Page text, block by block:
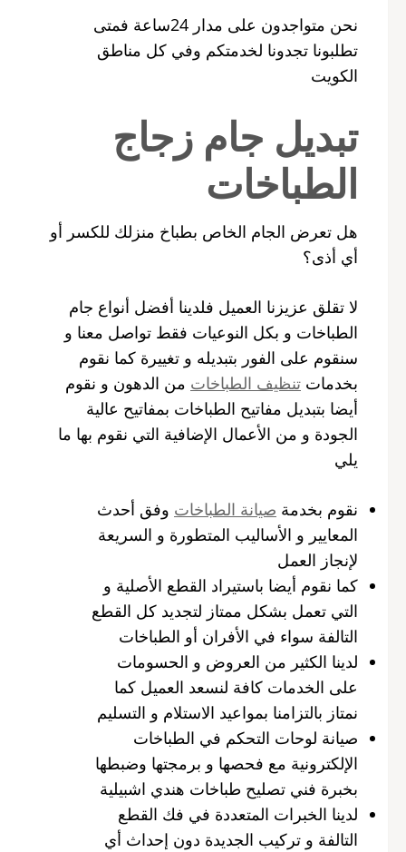
نحن متواجدون على مدار 24ساعة فمتى
تطلبونا تجدونا لخدمتكم وفي كل مناطق
الكويت
تبديل جام زجاج
الطباخات
هل تعرض الجام الخاص بطباخ منزلك للكسر أو
أي أذى؟
لا تقلق عزيزنا العميل فلدينا أفضل أنواع جام
الطباخات و بكل النوعيات فقط تواصل معنا و
سنقوم على الفور بتبديله و تغييرة كما نقوم
بخدمات تنظيف الطباخات من الدهون و نقوم
أيضا بتبديل مفاتيح الطباخات بمفاتيح عالية
الجودة و من الأعمال الإضافية التي نقوم بها ما
يلي
نقوم بخدمة صيانة الطباخات وفق أحدث
المعايير و الأساليب المتطورة و السريعة
لإنجاز العمل
كما نقوم أيضا باستيراد القطع الأصلية و
التي تعمل بشكل ممتاز لتجديد كل القطع
التالفة سواء في الأفران أو الطباخات
لدينا الكثير من العروض و الحسومات
على الخدمات كافة لنسعد العميل كما
نمتاز بالتزامنا بمواعيد الاستلام و التسليم
صيانة لوحات التحكم في الطباخات
الإلكترونية مع فحصها و برمجتها وضبطها
بخبرة فني تصليح طباخات هندي اشبيلية
لدينا الخبرات المتعددة في فك القطع
التالفة و تركيب الجديدة دون إحداث أي